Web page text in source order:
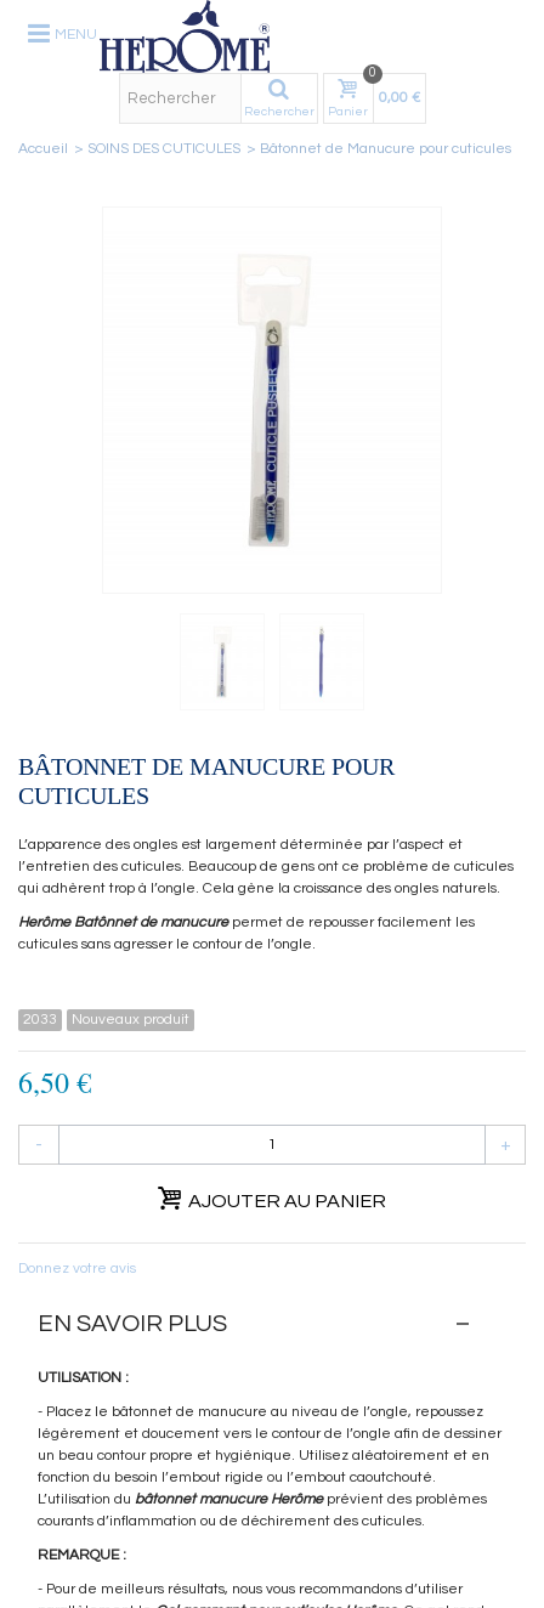
MENU
Rechercher Panier
0
0,00 €
Accueil > SOINS DES CUTICULES > Bâtonnet de Manucure pour cuticules
BÂTONNET DE MANUCURE POUR
CUTICULES
L’apparence des ongles est largement déterminée par l’aspect et
l’entretien des cuticules. Beaucoup de gens ont ce problème de cuticules
qui adhèrent trop à l’ongle. Cela gène la croissance des ongles naturels.
Herôme Batônnet de manucure permet de repousser facilement les
cuticules sans agresser le contour de l’ongle.
2033 Nouveaux produit
6,50 €
- +
AJOUTER AU PANIER
Donnez votre avis
EN SAVOIR PLUS
UTILISATION :
- Placez le bâtonnet de manucure au niveau de l’ongle, repoussez
légèrement et doucement vers le contour de l’ongle afin de dessiner
un beau contour propre et hygiénique. Utilisez aléatoirement et en
fonction du besoin l’embout rigide ou l’embout caoutchouté.
L’utilisation du bâtonnet manucure Herômeprévient des problèmes
courants d’inflammation ou de déchirement des cuticules.
REMARQUE :
- Pour de meilleurs résultats, nous vous recommandons d’utiliser